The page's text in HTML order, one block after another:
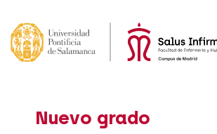
Nuevo grado